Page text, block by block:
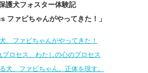
護犬フォスター体験記
ファビちゃんがやってきた！」
、ファビちゃんがやってきた！
プロセス、わたしの心のプロセス
犬、ファビちゃん。正体を現す。